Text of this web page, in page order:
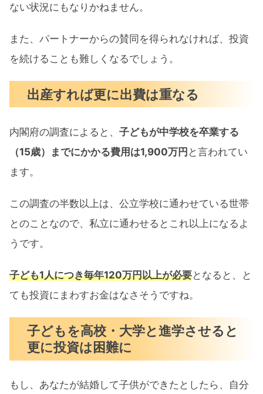
ない状況にもなりかねません。
また、パートナーからの賛同を得られなければ、投資
を続けることも難しくなるでしょう。
出産すれば更に出費は重なる
内閣府の調査によると、 子どもが中学校を卒業する
（15歳）までにかかる費用は1,900万円 と言われてい
ます。
この調査の半数以上は、公立学校に通わせている世帯
とのことなので、私立に通わせるとこれ以上になるよ
うです。
子ども1人につき毎年120万円以上が必要となると、と
ても投資にまわすお金はなさそうですね。
子どもを高校・大学と進学させると
更に投資は困難に
もし、あなたが結婚して子供ができたとしたら、自分